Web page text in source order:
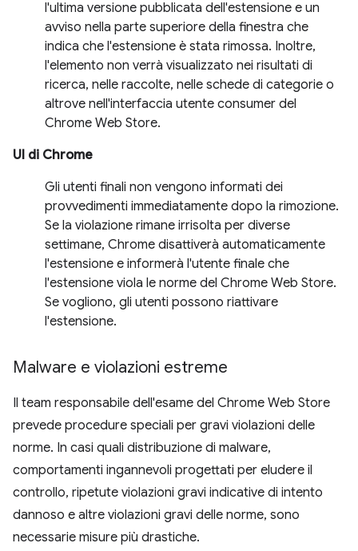
l'ultima versione pubblicata dell'estensione e un
avviso nella parte superiore della finestra che
indica che l'estensione è stata rimossa. Inoltre,
l'elemento non verrà visualizzato nei risultati di
ricerca, nelle raccolte, nelle schede di categorie o
altrove nell'interfaccia utente consumer del
Chrome Web Store.
UI di Chrome
Gli utenti finali non vengono informati dei
provvedimenti immediatamente dopo la rimozione.
Se la violazione rimane irrisolta per diverse
settimane, Chrome disattiverà automaticamente
l'estensione e informerà l'utente finale che
l'estensione viola le norme del Chrome Web Store.
Se vogliono, gli utenti possono riattivare
l'estensione.
Malware e violazioni estreme
Il team responsabile dell'esame del Chrome Web Store
prevede procedure speciali per gravi violazioni delle
norme. In casi quali distribuzione di malware,
comportamenti ingannevoli progettati per eludere il
controllo, ripetute violazioni gravi indicative di intento
dannoso e altre violazioni gravi delle norme, sono
necessarie misure più drastiche.